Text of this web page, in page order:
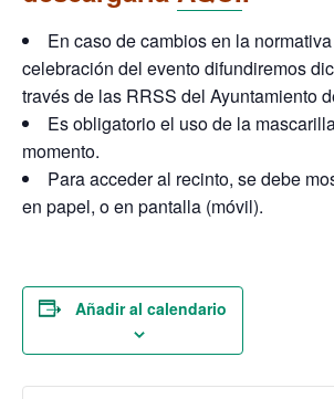
En caso de cambios en la
celebración del evento difundiremos
través de las RRSS del Ayuntamiento
Es obligatorio el uso de la
momento.
Para acceder al recinto, se debe
en papel, o en pantalla (móvil).
Añadir al calendario